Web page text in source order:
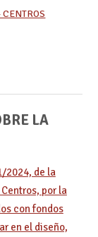
LA
2024, de la
por la
con fondos
en el diseño,